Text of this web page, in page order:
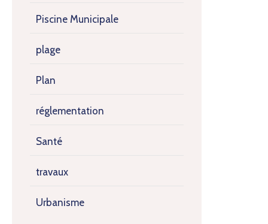
Piscine Municipale
plage
Plan
réglementation
Santé
travaux
Urbanisme